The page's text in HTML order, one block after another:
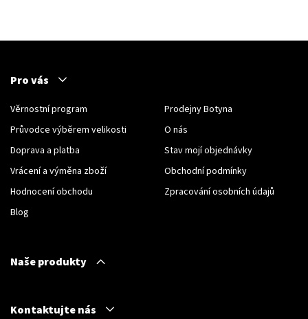
Pro vás
Věrnostní program
Průvodce výběrem velikosti
Doprava a platba
Vrácení a výměna zboží
Hodnocení obchodu
Blog
Prodejny Botyna
O nás
Stav mojí objednávky
Obchodní podmínky
Zpracování osobních údajů
Naše produkty
Kontaktujte nás